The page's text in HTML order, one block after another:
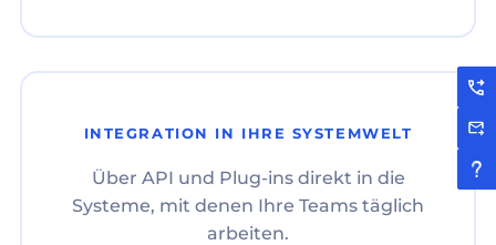
INTEGRATION IN IHRE SYSTEMWELT
Über API und Plug-ins direkt in die
Systeme, mit denen Ihre Teams täglich
arbeiten.